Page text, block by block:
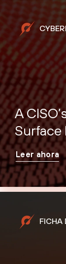
A
Surface
Leer ahora
FICHA